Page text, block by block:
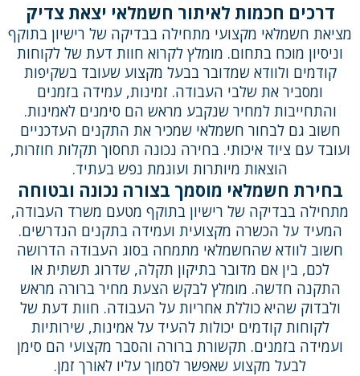
דרכים חכמות לאיתור חשמלאי יצאת צדיק
מציאת חשמלאי מקצועי מתחילה בבדיקה של רישיון בתוקף
וניסיון מוכח בתחום. מומלץ לקרוא חוות דעת של לקוחות
קודמים ולוודא שמדובר בבעל מקצוע שעובד בשקיפות
ומסביר את שלבי העבודה. זמינות, עמידה בזמנים
והתחייבות למחיר שנקבע מראש הם סימנים לאמינות.
חשוב גם לבחור חשמלאי שמכיר את התקנים העדכניים
ועובד עם ציוד איכותי. בחירה נכונה תחסוך תקלות חוזרות,
הוצאות מיותרות ועוגמת נפש בעתיד.
בחירת חשמלאי מוסמך בצורה נכונה ובטוחה
מתחילה בבדיקה של רישיון בתוקף מטעם משרד העבודה,
המעיד על הכשרה מקצועית ועמידה בתקנים הנדרשים.
חשוב לוודא שהחשמלאי מתמחה בסוג העבודה הדרושה
לכם, בין אם מדובר בתיקון תקלה, שדרוג תשתית או
התקנה חדשה. מומלץ לבקש הצעת מחיר ברורה מראש
ולבדוק שהיא כוללת אחריות על העבודה. חוות דעת של
לקוחות קודמים יכולות להעיד על אמינות, שירותיות
ועמידה בזמנים. תקשורת ברורה והסבר מקצועי הם סימן
לבעל מקצוע שאפשר לסמוך עליו לאורך זמן.